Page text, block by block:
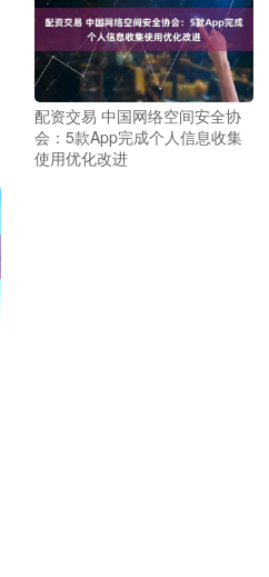
配资交易 中国网络空间安全协
会：5款App完成个人信息收集
使用优化改进